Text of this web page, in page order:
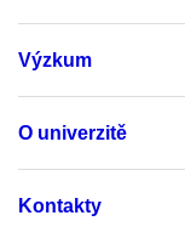
Výzkum
O univerzitě
Kontakty